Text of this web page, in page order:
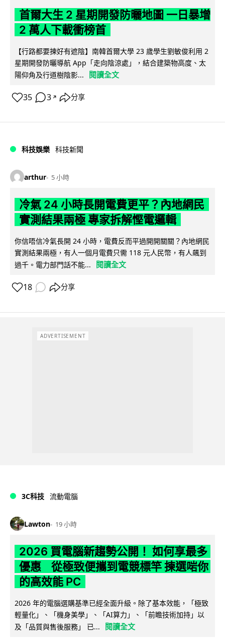
首爾大生 2 星期開發防曬地圖 一日暴增
2 萬人下載衝榜首
【行路都要揀好有遮陰】南韓首爾大學 23 歲學生劉敏俊利用 2
星期開發防曬導航 App「走向陰涼處」，結合建築物高度、太
陽仰角及行道樹陰影...
閱讀全文
35 3 ↗ 分享
科技娛樂 科技新聞
arthur 5 小時
冷氣 24 小時長開電費更平？內地網民
實測結果兩極 專家拆解慳電邏輯
你信唔信冷氣長開 24 小時，電費反而平過開開關關？內地網民
實測結果兩極，有人一個月電費只需 118 元人民幣，有人飆到
過千。電力部門話不能...
閱讀全文
18 分享
ADVERTISEMENT
3C科技 流動電腦
Lawton 19 小時
2026 買電腦新趨勢公開！ 如何享最多
優惠 從極致便攜到電競標竿 揀選啱你
的高效能 PC
2026 年的電腦選購基準已經全面升級。除了基本效能，「極致
輕量化」、「機身美學」、「AI算力」、「前瞻技術加持」以
及「品質與售後服務」 已...
閱讀全文